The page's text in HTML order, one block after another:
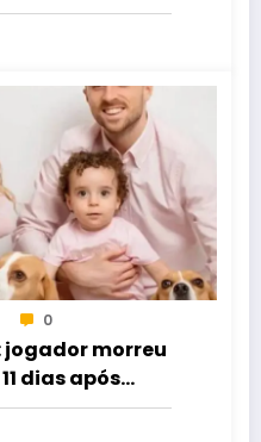
0
jogador morreu
dias após